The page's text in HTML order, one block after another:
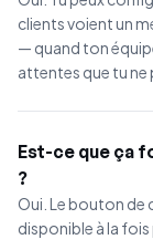
clients voient un
— quand ton
attentes que tu ne
Est-ce que ça
?
Oui. Le bouton de
disponible à la